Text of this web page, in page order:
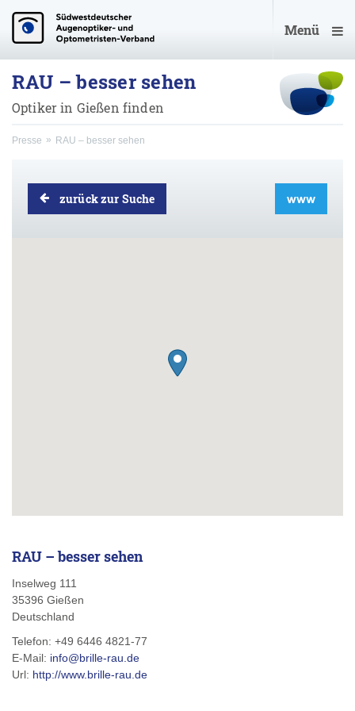
Menü
RAU – besser sehen
Optiker in Gießen finden
Presse RAU – besser sehen
zurück zur Suche
RAU – besser sehen
Inselweg 111
35396 Gießen
Deutschland
Telefon: +49 6446 4821-77
E-Mail: info@brille-rau.de
Url: http://www.brille-rau.de